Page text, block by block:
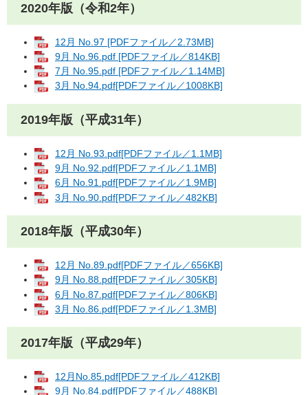
2020年版（令和2年）
12月 No.97 [PDFファイル／2.73MB]
9月 No.96.pdf [PDFファイル／814KB]
7月 No.95.pdf [PDFファイル／1.14MB]
3月 No.94.pdf[PDFファイル／1008KB]
2019年版（平成31年）
12月 No.93.pdf[PDFファイル／1.1MB]
9月 No.92.pdf[PDFファイル／1.1MB]
6月 No.91.pdf[PDFファイル／1.9MB]
3月 No.90.pdf[PDFファイル／482KB]
2018年版（平成30年）
12月 No.89.pdf[PDFファイル／656KB]
9月 No.88.pdf[PDFファイル／305KB]
6月 No.87.pdf[PDFファイル／806KB]
3月 No.86.pdf[PDFファイル／1.3MB]
2017年版（平成29年）
12月No.85.pdf[PDFファイル／412KB]
9月 No.84.pdf[PDFファイル／488KB]